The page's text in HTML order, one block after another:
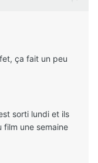
ça fait un peu
sorti lundi et ils
film une semaine